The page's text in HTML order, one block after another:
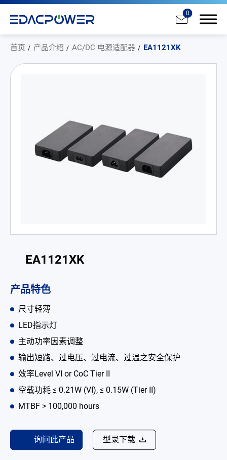
0
首页 产品介绍 AC/DC 电源适配器 EA1121XK
EA1121XK
产品特色
尺寸轻薄
LED指示灯
主动功率因素调整
输出短路、过电压、过电流、过温之安全保护
效率Level VI or CoC Tier II
空载功耗 ≤ 0.21W (VI), ≤ 0.15W (Tier II)
MTBF > 100,000 hours
询问此产品 型录下载
AC/DC 电源适配器
AC/DC 医疗电源供应器
电池适配充电器
开放式电源
LED 电源
CRPS 电源
解决方案
为何选择翌胜
最新消息